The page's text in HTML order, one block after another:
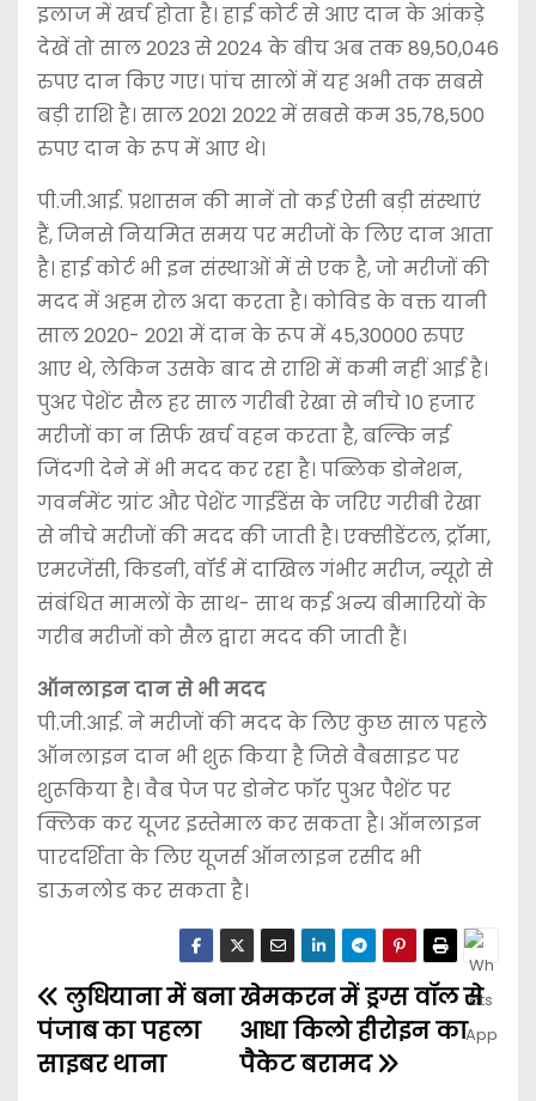
इलाज में खर्च होता है। हाई कोर्ट से आए दान के आंकड़े
देखें तो साल 2023 से 2024 के बीच अब तक 89,50,046
रुपए दान किए गए। पांच सालों में यह अभी तक सबसे
बड़ी राशि है। साल 2021 2022 में सबसे कम 35,78,500
रुपए दान के रूप में आए थे।
पी.जी.आई. प्रशासन की मानें तो कई ऐसी बड़ी संस्थाएं
हैं, जिनसे नियमित समय पर मरीजों के लिए दान आता
है। हाई कोर्ट भी इन संस्थाओं में से एक है, जो मरीजों की
मदद में अहम रोल अदा करता है। कोविड के वक्त यानी
साल 2020- 2021 में दान के रूप में 45,30000 रुपए
आए थे, लेकिन उसके बाद से राशि में कमी नहीं आई है।
पुअर पेशेंट सैल हर साल गरीबी रेखा से नीचे 10 हजार
मरीजों का न सिर्फ खर्च वहन करता है, बल्कि नई
जिंदगी देने में भी मदद कर रहा है। पब्लिक डोनेशन,
गवर्नमेंट ग्रांट और पेशेंट गाईडेंस के जरिए गरीबी रेखा
से नीचे मरीजों की मदद की जाती है। एक्सीडेंटल, ट्रॉमा,
एमरजेंसी, किडनी, वॉर्ड में दाखिल गंभीर मरीज, न्यूरो से
संबंधित मामलों के साथ- साथ कई अन्य बीमारियों के
गरीब मरीजों को सैल द्वारा मदद की जाती हैं।
ऑनलाइन दान से भी मदद
पी.जी.आई. ने मरीजों की मदद के लिए कुछ साल पहले
ऑनलाइन दान भी शुरू किया है जिसे वैबसाइट पर
शुरूकिया है। वैब पेज पर डोनेट फॉर पुअर पैशेंट पर
क्लिक कर यूजर इस्तेमाल कर सकता है। ऑनलाइन
पारदर्शिता के लिए यूजर्स ऑनलाइन रसीद भी
डाऊनलोड कर सकता है।
खेमकरन में ड्रग्स वॉल से
आधा किलो हीरोइन का
पैकेट बरामद
लुधियाना में बना
पंजाब का पहला
साइबर थाना